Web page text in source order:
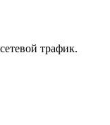
трафик.